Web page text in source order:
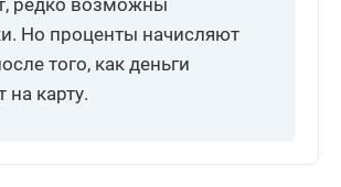
редко возможны
Но проценты начисляют
того, как деньги
на карту.